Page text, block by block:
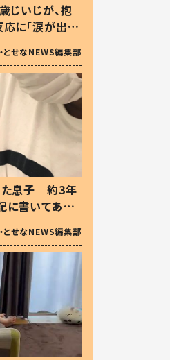
じいじが、抱
に「涙が出ま
」
とせなNEWS編集部
た息子 約3年
に書いてあっ
とせなNEWS編集部